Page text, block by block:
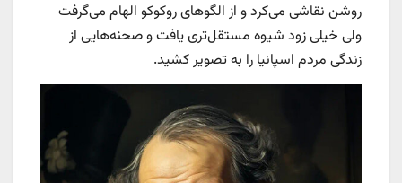
روشن نقاشی می‌کرد و از الگوهای روکوکو الهام می‌گرفت
ولی خیلی زود شیوه‌ مستقل‌تری یافت و صحنه‌هایی از
زندگی مردم اسپانیا را به تصویر کشید.